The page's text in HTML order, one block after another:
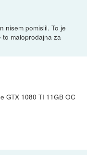
nisem pomislil. To je
maloprodajna za
GTX 1080 TI 11GB OC